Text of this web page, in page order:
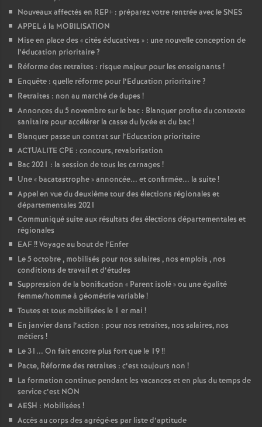
Nouveaux affectés en REP+ : préparez votre rentrée avec le SNES
APPEL à la MOBILISATION
Mise en place des «cités éducatives » : une nouvelle conception de
l’éducation prioritaire?
Réforme des retraites : risque majeur pour les enseignants !
Enquête : quelle réforme pour l’Education prioritaire?
Retraites : non au marché de dupes !
Annonces du 5 novembre sur le bac : Blanquer profite du contexte
sanitaire pour accélérer la casse du lycée et du bac!
Blanquer passe un contrat sur l’Education prioritaire
ACTUALITE CPE : concours, revalorisation
Bac 2021 : la session de tous les carnages !
Une « bacatastrophe» annoncée... et confirmée... la suite!
Appel en vue du deuxième tour des élections régionales et
départementales 2021
Communiqué suite aux résultats des élections départementales et
régionales
EAF!! Voyage au bout de l’Enfer
Le 5 octobre , mobilisés pour nos salaires , nos emplois , nos
conditions de travail et d’études
Suppression de la bonification « Parent isolé» ou une égalité
femme/homme à géométrie variable!
Toutes et tous mobilisées le 1 er mai !
En janvier dans l’action : pour nos retraites, nos salaires, nos
métiers !
Le 31... On fait encore plus fort que le 19!!
Pacte, Réforme des retraites : c’est toujours non !
La formation continue pendant les vacances et en plus du temps de
service c’est NON
AESH : Mobilisées !
Accès au corps des agrégé·es par liste d’aptitude